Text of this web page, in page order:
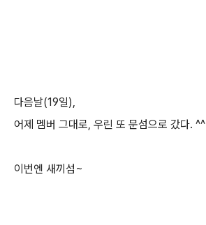
다음날(19일),
어제 멤버 그대로, 우린 또 문섬으로 갔다. ^^
이번엔 새끼섬~